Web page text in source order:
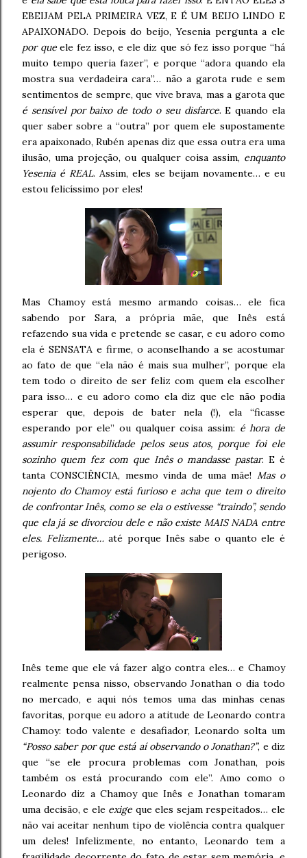
EBEIJAM PELA PRIMEIRA VEZ, E É UM BEIJO LINDO E
APAIXONADO. Depois do beijo, Yesenia pergunta a ele
por queele fez isso, e ele diz que só fez isso porque “há
muito tempo queria fazer”, e porque “adora quando ela
mostra sua verdadeira cara”… não a garota rude e sem
sentimentos de sempre, que vive brava, mas a garota que
é sensível por baixo de todo o seu disfarce. E quando ela
quer saber sobre a “outra” por quem ele supostamente
era apaixonado, Rubén apenas diz que essa outra era uma
ilusão, uma projeção, ou qualquer coisa assim, enquanto
Yesenia é REAL. Assim, eles se beijam novamente… e eu
estou felicíssimo por eles!
Mas Chamoy está mesmo armando coisas… ele fica
sabendo por Sara, a própria mãe, que Inês está
refazendo sua vida e pretende se casar, e eu adoro como
ela é SENSATA e firme, o aconselhando a se acostumar
ao fato de que “ela não é mais sua mulher”, porque ela
tem todo o direito de ser feliz com quem ela escolher
para isso… e eu adoro como ela diz que ele não podia
esperar que, depois de bater nela (!), ela “ficasse
esperando por ele” ou qualquer coisa assim: é hora de
assumir responsabilidade pelos seus atos, porque foi ele
sozinho quem fez com que Inês o mandasse pastar. E é
tanta CONSCIÊNCIA, mesmo vinda de uma mãe! Mas o
nojento do Chamoy está furioso e acha que tem o direito
de confrontar Inês, como se ela o estivesse “traindo”, sendo
que ela já se divorciou dele e não existe MAIS NADA entre
eles. Felizmente…até porque Inês sabe o quanto ele é
perigoso.
Inês teme que ele vá fazer algo contra eles… e Chamoy
realmente pensa nisso, observando Jonathan o dia todo
no mercado, e aqui nós temos uma das minhas cenas
favoritas, porque eu adoro a atitude de Leonardo contra
Chamoy: todo valente e desafiador, Leonardo solta um
“Posso saber por que está aí observando o Jonathan?”, e diz
que “se ele procura problemas com Jonathan, pois
também os está procurando com ele”. Amo como o
Leonardo diz a Chamoy que Inês e Jonathan tomaram
uma decisão, e ele exige que eles sejam respeitados… ele
não vai aceitar nenhum tipo de violência contra qualquer
um deles! Infelizmente, no entanto, Leonardo tem a